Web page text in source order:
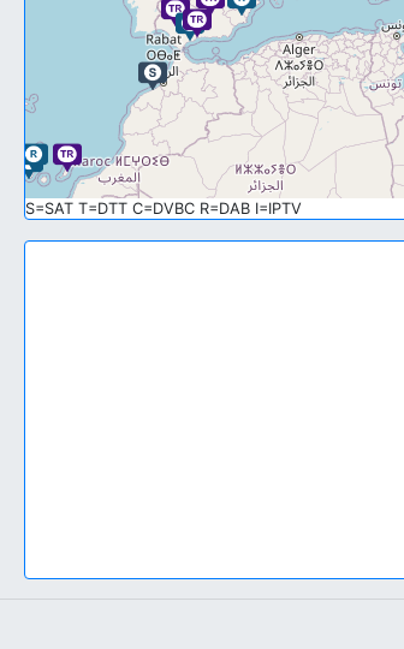
S=SAT T=DTT C=DVBC R=DAB I=IPTV